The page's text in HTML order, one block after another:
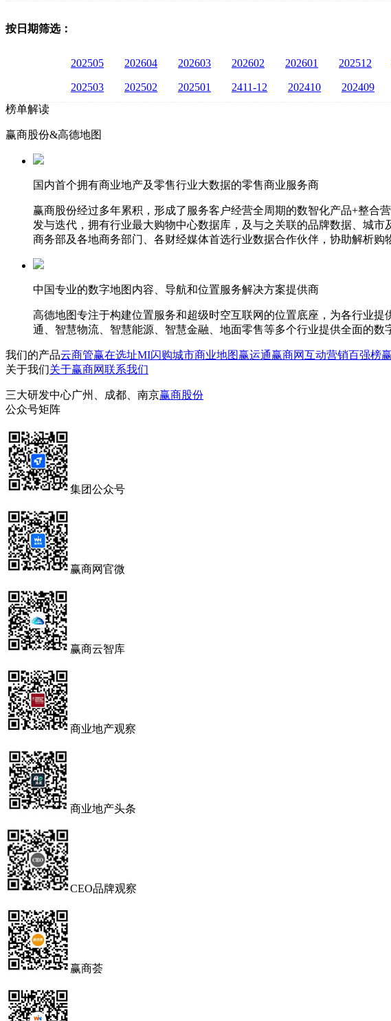
按日期筛选：
202505 202604 202603 202602 202601 202512
202503 202502 202501 2411-12 202410
202409
榜单解读
赢商股份&高德地图
国内首个拥有商业地产及零售行业大数据的零售商业服务商
赢商股份经过多年累积，形成了服务客户经营全周期的数智化产品+整合
发与迭代，拥有行业最大购物中心数据库，及与之关联的品牌数据、城
商务部及各地商务部门、各财经媒体首选行业数据合作伙伴，协助解析
中国专业的数字地图内容、导航和位置服务解决方案提供商
高德地图专注于构建位置服务和超级时空互联网的位置底座，为各行业
通、智慧物流、智慧能源、智慧金融、地面零售等多个行业提供全面的
我们的产品云商管赢在选址MI闪购城市商业地图赢运通赢商网互动营销百强榜
关于我们关于赢商网联系我们
三大研发中心广州、成都、南京赢商股份
公众号矩阵
集团公众号
赢商网官微
赢商云智库
商业地产观察
商业地产头条
CEO品牌观察
赢商荟